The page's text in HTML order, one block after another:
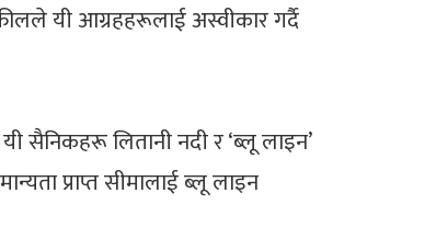
यी आग्रहहरूलाई अस्वीकार गर्दै
सैनिकहरू लितानी नदी र ‘ब्लू लाइन’
प्राप्त सीमालाई ब्लू लाइन